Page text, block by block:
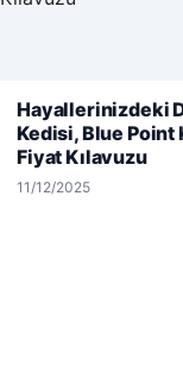
06/08/2026
Bakan Gürlek’ten
İlkeleriyle Süreç
deneyiminizi
kullanıyoruz.Çerez
Hayallerinizdeki
Kedisi, Blue Point
Fiyat Kılavuzu
11/12/2025